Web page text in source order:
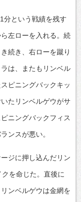
分という戦績を残す
左ローを入れる。続
続き、右ローを蹴り
は、またもリンベル
ピニングバックキッ
たリンベルゲウがサ
ニングバックフィス
ンスが悪い。
ジに押し込んだリン
を命じた。直後に
ンベルゲウは金網を